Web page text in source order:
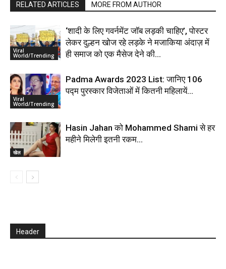
RELATED ARTICLES MORE FROM AUTHOR
Viral
World/Trending
‘शादी के लिए गवर्नमेंट जॉब लड़की चाहिए’, पोस्टर
लेकर दुल्हन खोज रहे लड़के ने मजाकिया अंदाज़ में
ही समाज को एक मैसेज देने की...
Viral
World/Trending
Padma Awards 2023 List: जानिए 106
पद्म पुरस्कार विजेताओं में कितनी महिलायें…
खेल
Hasin Jahan को Mohammed Shami से हर
महीने मिलेगी इतनी रकम…
Header